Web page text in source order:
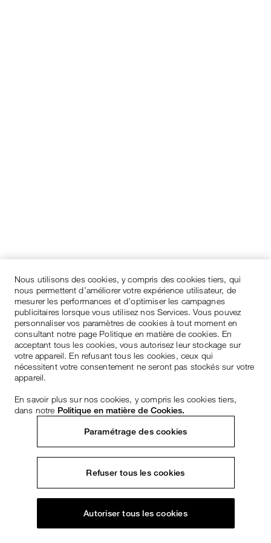
Nous utilisons des cookies, y compris des cookies tiers, qui
nous permettent d’améliorer votre expérience utilisateur, de
mesurer les performances et d’optimiser les campagnes
publicitaires lorsque vous utilisez nos Services. Vous pouvez
personnaliser vos paramètres de cookies à tout moment en
consultant notre page Politique en matière de cookies. En
acceptant tous les cookies, vous autorisez leur stockage sur
votre appareil. En refusant tous les cookies, ceux qui
nécessitent votre consentement ne seront pas stockés sur votre
appareil.
En savoir plus sur nos cookies, y compris les cookies tiers,
dans notre Politique en matière de Cookies.
Paramétrage des cookies
Refuser tous les cookies
Autoriser tous les cookies